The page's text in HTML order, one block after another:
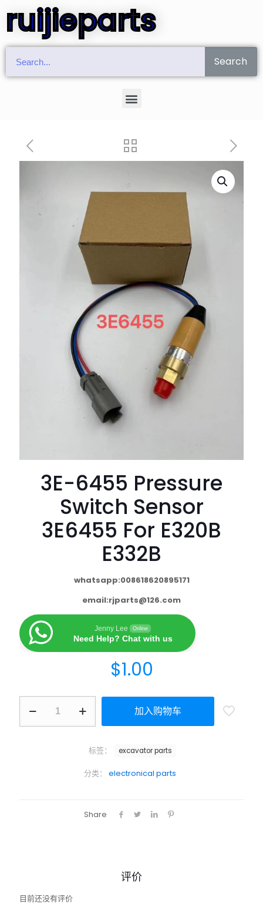
ruijieparts
Search
3E-6455 Pressure
Switch Sensor
3E6455 For E320B
E332B
whatsapp:008618620895171
email:rjparts@126.com
Jenny Lee Online
Need Help? Chat with us
$1.00
加入购物车
分类： electronical parts
标签： excavator parts
Share
评价
目前还没有评价